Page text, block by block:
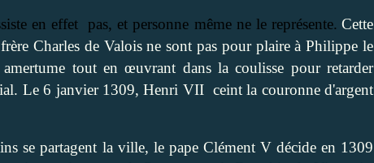
en effet pas, et personne même ne le représente. Cette
Charles de Valois ne sont pas pour plaire à Philippe le
tout en œuvrant dans la coulisse pour retarder
Le 6 janvier 1309, Henri VII ceint la couronne d'argent
se partagent la ville, le pape Clément V décide en 1309